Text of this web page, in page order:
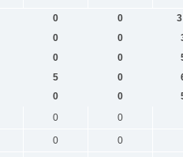
0 0
0 0
0 0
5 0
0 0
0 0
0 0